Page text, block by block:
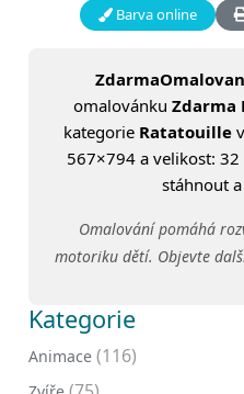
Barva online
omalovánku Zdarma
kategorie Ratatouille
567×794 a velikost:
stáhnout
Omalování pomáhá
motoriku dětí. Objevte
Kategorie
Animace (116)